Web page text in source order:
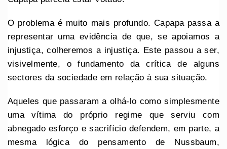
O problema é muito mais profundo. Capapa passa a
representar uma evidência de que, se apoiamos a
injustiça, colheremos a injustiça. Este passou a ser,
visivelmente, o fundamento da crítica de alguns
sectores da sociedade em relação à sua situação.
Aqueles que passaram a olhá-lo como simplesmente
uma vítima do próprio regime que serviu com
abnegado esforço e sacrifício defendem, em parte, a
mesma lógica do pensamento de Nussbaum,